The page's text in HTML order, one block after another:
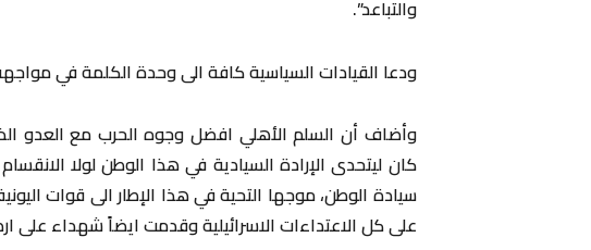
والتباعد”.
ودعا القيادات السياسية كافة الى وحدة الكلمة في
وأضاف أن السلم الأهلي افضل وجوه الحرب مع العدو
كان ليتحدى الإرادة السيادية في هذا الوطن لولا
سيادة الوطن، موجها التحية في هذا الإطار الى قوات
على كل الاعتداءات الاسرائيلية وقدمت ايضاً شهداء على